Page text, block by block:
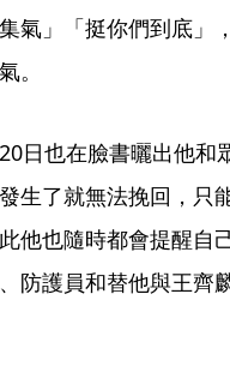
氣」「挺你們到底」
。
日也在臉書曬出他和
生了就無法挽回，只
他也隨時都會提醒自
防護員和替他與王齊